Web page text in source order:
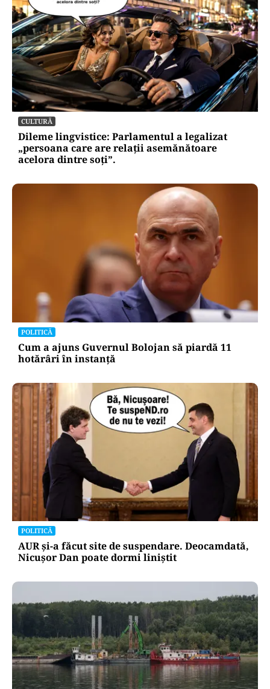
CULTURĂ
Dileme lingvistice: Parlamentul a legalizat
„persoana care are relații asemănătoare
acelora dintre soți”.
POLITICĂ
Cum a ajuns Guvernul Bolojan să piardă 11
hotărâri în instanță
POLITICĂ
AUR și-a făcut site de suspendare. Deocamdată,
Nicușor Dan poate dormi liniștit